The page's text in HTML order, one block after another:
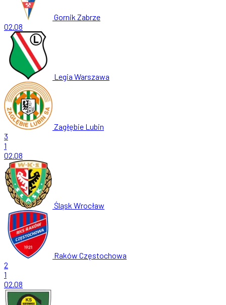
Gornik Zabrze
02.08
Legia Warszawa
Zagłębie Lubin
3
1
02.08
Śląsk Wrocław
Raków Częstochowa
2
1
02.08